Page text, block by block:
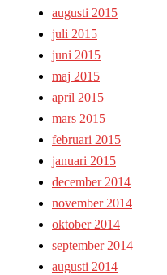
augusti 2015
juli 2015
juni 2015
maj 2015
april 2015
mars 2015
februari 2015
januari 2015
december 2014
november 2014
oktober 2014
september 2014
augusti 2014